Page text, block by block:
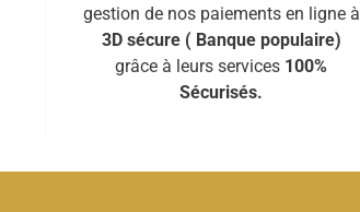
gestion de nos paiements en ligne à
3D sécure ( Banque populaire)
grâce à leurs services 100%
Sécurisés.